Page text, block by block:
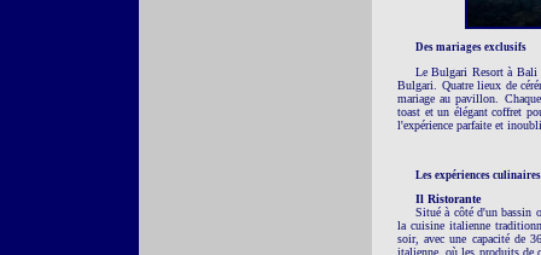
Des mariages exclusifs
Le Bulgari Resort à Bali
Bulgari. Quatre lieux de
mariage au pavillon.
toast et un élégant coffret
l'expérience parfaite et
Les expériences culinaires
Il Ristorante
Situé à côté d'un bassin
la cuisine italienne
soir, avec une capacité de
italienne, où les produits de